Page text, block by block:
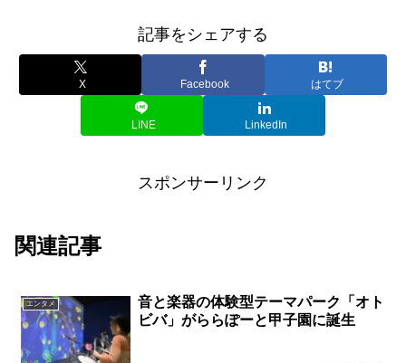
記事をシェアする
X Facebook はてブ
LINE LinkedIn
スポンサーリンク
関連記事
エンタメ
音と楽器の体験型テーマパーク「オト
ビバ」がららぽーと甲子園に誕生